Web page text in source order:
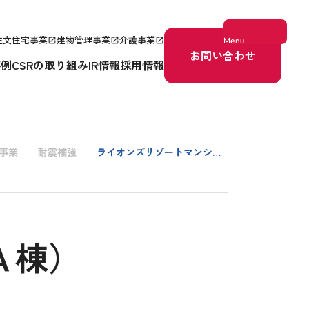
Menu
文住宅事業open_in_new建物管理事業open_in_new介護事業open_in_new
CSRの取り組みIR情報採用情報
お問い合わせ
業 耐震補強 ライオンズリゾートマンション芦名（Ａ棟）
）